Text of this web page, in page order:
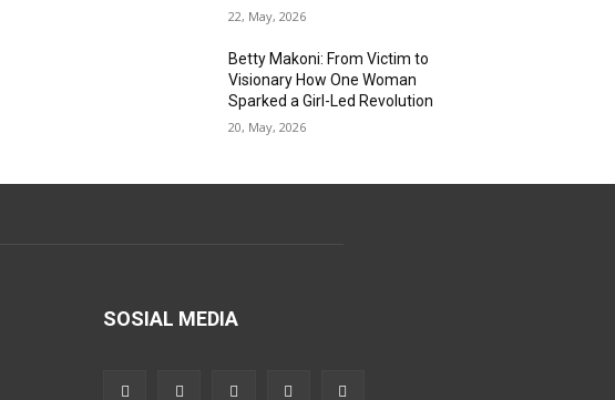
22, May, 2026
Betty Makoni: From Victim to
Visionary How One Woman
Sparked a Girl-Led Revolution
20, May, 2026
SOSIAL MEDIA